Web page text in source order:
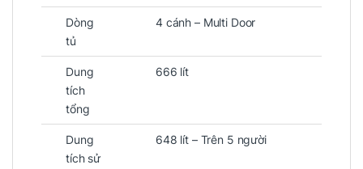
Dòng
tủ
4 cánh – Multi Door
Dung
tích
tổng
666 lít
Dung
tích sử
648 lít – Trên 5 người